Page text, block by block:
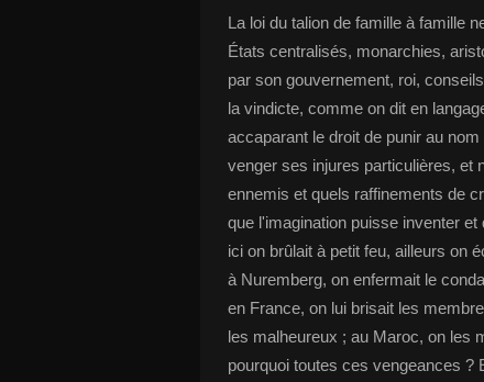
La loi du talion de famille à famille
États centralisés, monarchies,
par son gouvernement, roi,
la vindicte, comme on dit en
accaparant le droit de punir au
venger ses injures particulières, et
ennemis et quels raffinements de
que l'imagination puisse inventer
ici on brûlait à petit feu, ailleurs on
à Nuremberg, on enfermait le
en France, on lui brisait les
les malheureux ; au Maroc, on les
pourquoi toutes ces vengeances ?